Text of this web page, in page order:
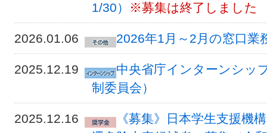
1/30）
※募集は終了しました
2026.01.06 2026年1月～2月の窓口業
2025.12.19
中央省庁インターンシッ
制委員会）
2025.12.16
《募集》日本学生支援機